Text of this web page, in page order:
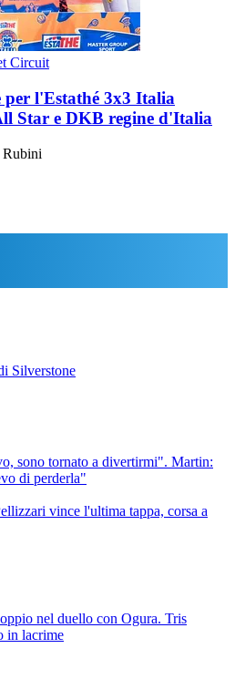
Circuit
per l'Estathé 3x3 Italia
Star e DKB regine d'Italia
Rubini
Silverstone
sono tornato a divertirmi". Martin:
di perderla"
vince l'ultima tappa, corsa a
nel duello con Ogura. Tris
in lacrime